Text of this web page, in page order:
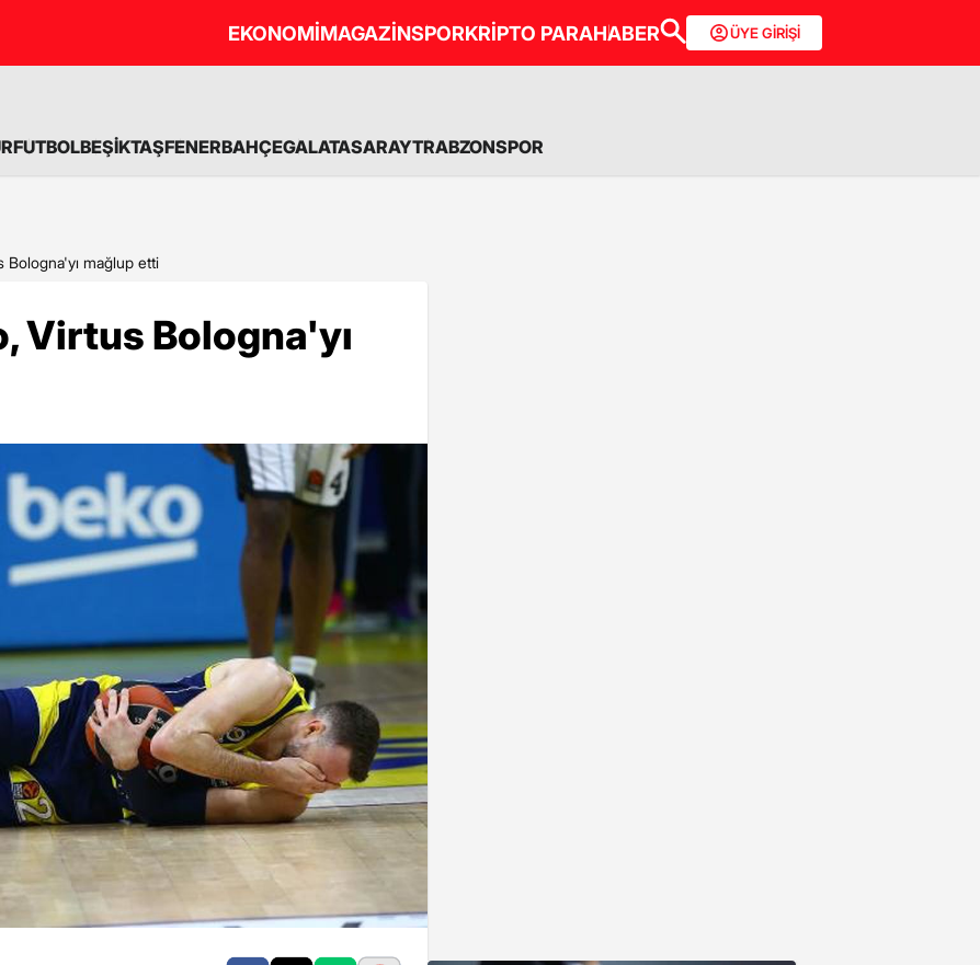
EKONOMİMAGAZİNSPORKRİPTO PARAHABER ÜYE GİRİŞİ
FUTBOLBEŞİKTAŞFENERBAHÇEGALATASARAYTRABZONSPOR
Bologna'yı mağlup etti
Virtus Bologna'yı